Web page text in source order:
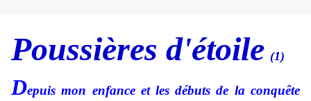
Poussières d'étoile (1)
Depuis mon enfance et les débuts de la conquête